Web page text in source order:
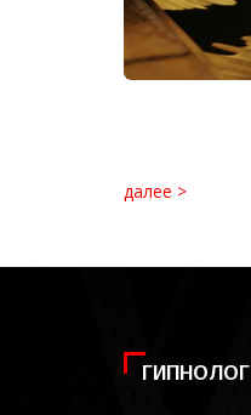
далее >
ГИПНОЛОГ